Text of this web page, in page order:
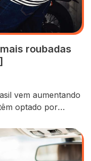
roubadas
vem aumentando
optado por
Para atender
modelos de
diariamente,